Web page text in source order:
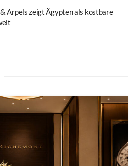
Arpels zeigt Ägypten als kostbare